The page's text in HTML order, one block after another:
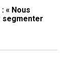
« Nous
segmenter